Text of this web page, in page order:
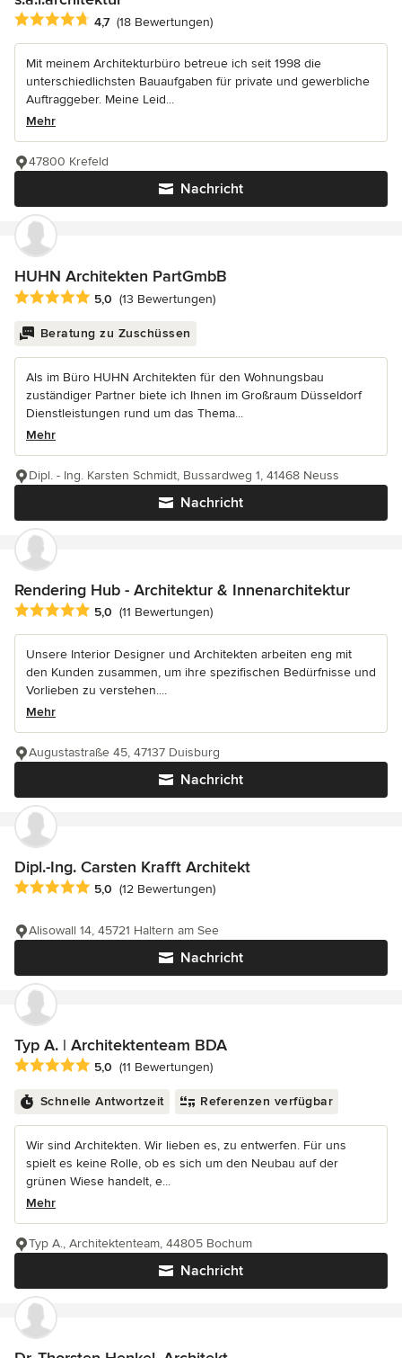
Durchschnittliche Bewertung: 4.7 von 5 Sternen
4,7 (18 Bewertungen)
Mit meinem Architekturbüro betreue ich seit 1998 die
unterschiedlichsten Bauaufgaben für private und gewerbliche
Auftraggeber. Meine Leid...
Mehr
Nachricht
47800 Krefeld
HUHN Architekten PartGmbB
Durchschnittliche Bewertung: 5 von 5 Sternen
5,0 (13 Bewertungen)
Beratung zu Zuschüssen
Als im Büro HUHN Architekten für den Wohnungsbau
zuständiger Partner biete ich Ihnen im Großraum Düsseldorf
Dienstleistungen rund um das Thema...
Mehr
Nachricht
Dipl. - Ing. Karsten Schmidt, Bussardweg 1, 41468 Neuss
Rendering Hub - Architektur & Innenarchitektur
Durchschnittliche Bewertung: 5 von 5 Sternen
5,0 (11 Bewertungen)
Unsere Interior Designer und Architekten arbeiten eng mit
den Kunden zusammen, um ihre spezifischen Bedürfnisse und
Vorlieben zu verstehen....
Mehr
Nachricht
Augustastraße 45, 47137 Duisburg
Dipl.-Ing. Carsten Krafft Architekt
Durchschnittliche Bewertung: 5 von 5 Sternen
5,0 (12 Bewertungen)
Nachricht
Alisowall 14, 45721 Haltern am See
Typ A. | Architektenteam BDA
Durchschnittliche Bewertung: 5 von 5 Sternen
5,0 (11 Bewertungen)
Schnelle Antwortzeit Referenzen verfügbar
Wir sind Architekten. Wir lieben es, zu entwerfen. Für uns
spielt es keine Rolle, ob es sich um den Neubau auf der
grünen Wiese handelt, e...
Mehr
Nachricht
Typ A., Architektenteam, 44805 Bochum